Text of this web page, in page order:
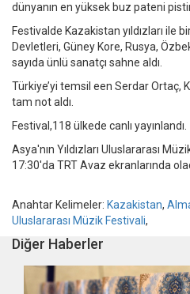
dünyanın en yüksek buz pateni
Festivalde Kazakistan yıldızları ile
Devletleri, Güney Kore, Rusya,
sayıda ünlü sanatçı sahne aldı.
Türkiye’yi temsil een Serdar Ortaç,
tam not aldı.
Festival,118 ülkede canlı yayınlandı.
Asya'nın Yıldızları Uluslararası
17:30'da TRT Avaz ekranlarında
Anahtar Kelimeler: Kazakistan,
Uluslararası Müzik Festivali,
Diğer Haberler